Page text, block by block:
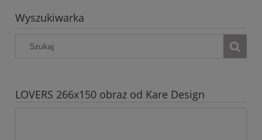
Wyszukiwarka
LOVERS 266x150 obraz od Kare Design